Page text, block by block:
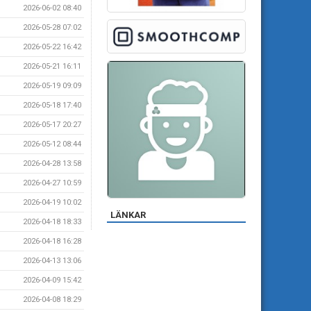
2026-06-02 08:40
2026-05-28 07:02
2026-05-22 16:42
2026-05-21 16:11
2026-05-19 09:09
2026-05-18 17:40
2026-05-17 20:27
2026-05-12 08:44
2026-04-28 13:58
2026-04-27 10:59
2026-04-19 10:02
2026-04-18 18:33
2026-04-18 16:28
2026-04-13 13:06
2026-04-09 15:42
2026-04-08 18:29
LÄNKAR